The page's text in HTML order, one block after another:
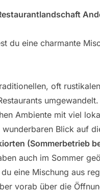
du eine charmante
oft
Ambiente mit viel
Blick auf
(Sommerbetrieb
auch im Sommer
eine Mischung aus
vorab über die